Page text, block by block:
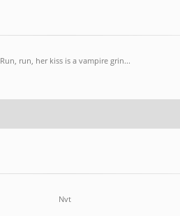
Run, run, her kiss is a vampire grin...
Nvt